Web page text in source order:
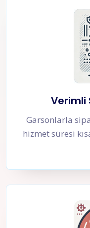
Verimli
Garsonlarla
hizmet süresi